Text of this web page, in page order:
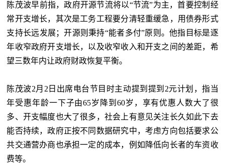
陈茂波早前指，政府开源节流将以“节流”为主，首要控制经
常开支增长，其次是工务工程要分清轻重缓急，用债券形式
支持长远发展；开源则秉持“能者多付”原则。他指目标是逐
年收窄政府开支增长，以及收窄收入和开支之间的差距，希
望三数年内让政府财政恢复平衡。
陈茂波2月2日出席电台节目时主动提到提到2元计划，指当
年受惠年龄一下子由65岁降到60岁，享有优惠人数大了很
多、开支幅度也大了很多，社会上有意见关注长久如此下去
能否持续，政府正按不同数据研究中，考虑方向包括要求公
共交通营办商也承担一定的成本，例如降低向长者的车资收
费等。